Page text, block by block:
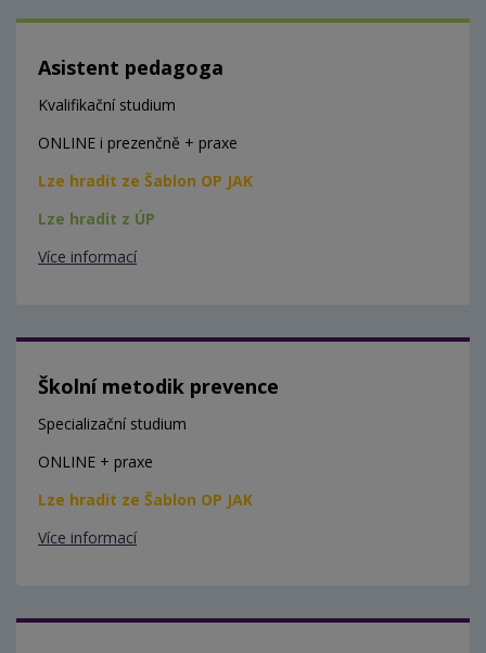
Asistent pedagoga
Kvalifikační studium
ONLINE i prezenčně + praxe
Lze hradit ze Šablon OP JAK
Lze hradit z ÚP
Více informací
Školní metodik prevence
Specializační studium
ONLINE + praxe
Lze hradit ze Šablon OP JAK
Více informací